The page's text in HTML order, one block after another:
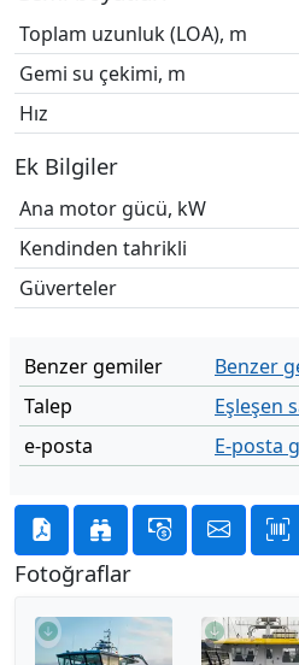
Toplam uzunluk (LOA), m
Gemi su çekimi, m
Hız
Ek Bilgiler
Ana motor gücü, kW
Kendinden tahrikli
Güverteler
Benzer gemiler
Benzer
Talep
Eşleşen
e-posta
E-posta
Fotoğraflar